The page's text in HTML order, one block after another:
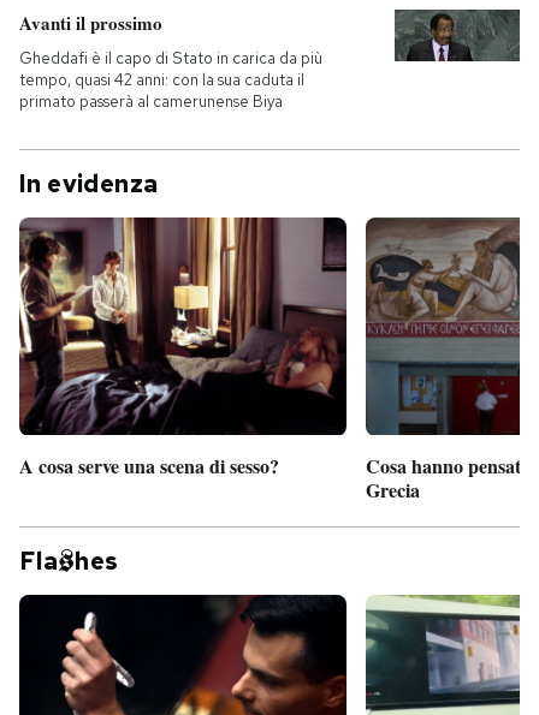
Avanti il prossimo
Gheddafi è il capo di Stato in carica da più
tempo, quasi 42 anni: con la sua caduta il
primato passerà al camerunense Biya
In evidenza
A cosa serve una scena di sesso?
Cosa hanno pensato
Grecia
Fla hes